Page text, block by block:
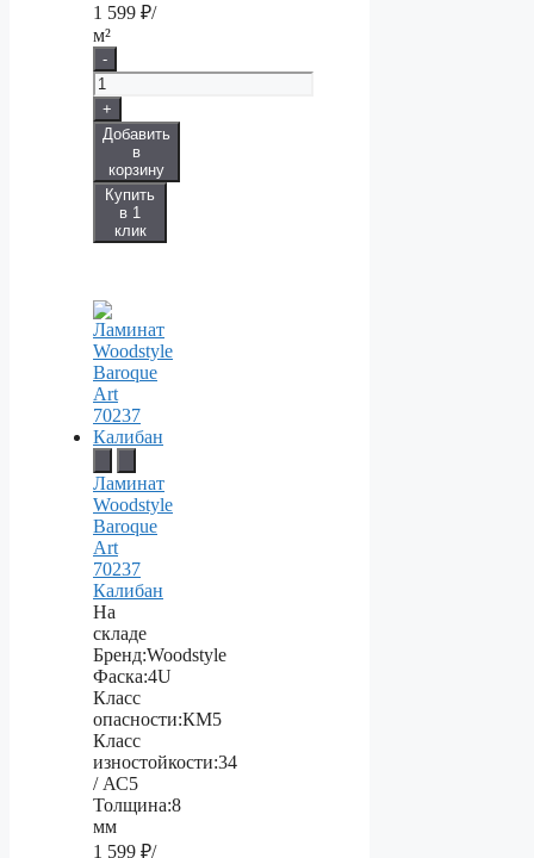
1 599 ₽/
м²
-
+
Добавить
в
корзину
Купить
в 1
клик
Ламинат
Woodstyle
Baroque
Art
70237
Калибан
На
складе
Бренд:Woodstyle
Фаска:4U
Класс
опасности:КМ5
Класс
изностойкости:34
/ АС5
Толщина:8
мм
1 599 ₽/